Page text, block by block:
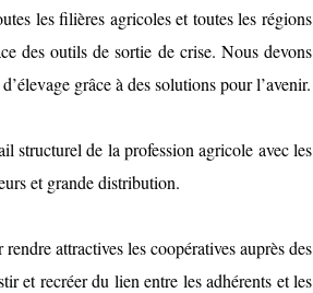
les filières agricoles et toutes les régions
des outils de sortie de crise. Nous devons
grâce à des solutions pour l’avenir.
structurel de la profession agricole avec les
et grande distribution.
attractives les coopératives auprès des
et recréer du lien entre les adhérents et les